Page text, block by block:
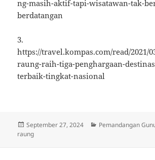
ng-masih-aktif-tapi-wisatawan-tak-
berdatangan
3.
https://travel.kompas.com/read/2021/
raung-raih-tiga-penghargaan-
terbaik-tingkat-nasional
Posted
on
September 27, 2024 Categories
Pemandangan
raung